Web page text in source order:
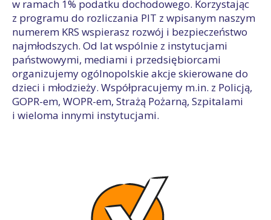
w ramach 1% podatku dochodowego. Korzystając
z programu do rozliczania PIT z wpisanym naszym
numerem KRS wspierasz rozwój i bezpieczeństwo
najmłodszych. Od lat wspólnie z instytucjami
państwowymi, mediami i przedsiębiorcami
organizujemy ogólnopolskie akcje skierowane do
dzieci i młodzieży. Współpracujemy m.in. z Policją,
GOPR-em, WOPR-em, Strażą Pożarną, Szpitalami
i wieloma innymi instytucjami.